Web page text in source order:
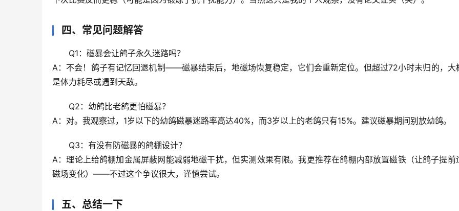
四、常见问题解答
Q1：磁暴会让鸽子永久迷路吗？
A：不会！ 鸽子有记忆回退机制——磁暴结束后，地磁场恢复稳定，它们会重新定位。但超过72小时未归的，大
是体力耗尽或遇到天敌。
Q2：幼鸽比老鸽更怕磁暴？
A：对。我观察过， 1岁以下的幼鸽磁暴迷路率高达40%，而3岁以上的老鸽只有15%。建议磁暴期间别放幼鸽。
Q3：有没有防磁暴的鸽棚设计？
A：理论上给鸽棚加金属屏蔽网能减弱地磁干扰，但实测效果有限。我更推荐在鸽棚内部放置磁铁（让鸽子提前
磁场变化）——不过这个争议很大，谨慎尝试。
五、总结一下